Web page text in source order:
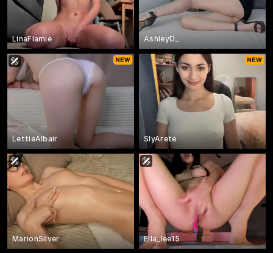
LinaFlamie AshleyD_
LettieAlbair SlyArete
MarionSilver Ella_lee15